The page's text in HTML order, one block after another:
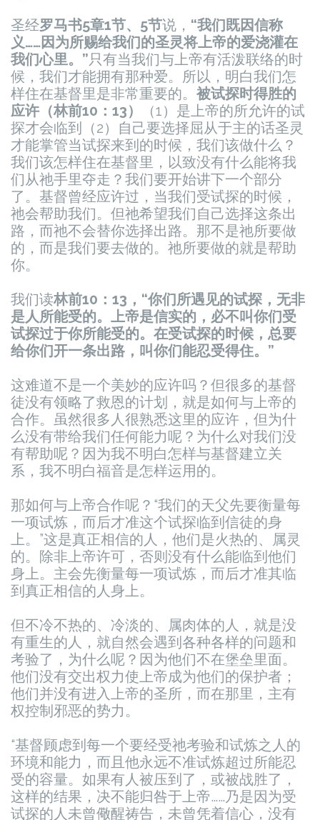
圣经罗马书5章1节、5节说， “我们既因信称
义……因为所赐给我们的圣灵将上帝的爱浇灌在
我们心里。”只有当我们与上帝有活泼联络的时
候，我们才能拥有那种爱。所以，明白我们怎
样住在基督里是非常重要的。 被试探时得胜的
应许（林前10：13）
（1）是上帝的所允许的试
探才会临到
（2）自己要选择屈从于主的话圣灵
才能掌管当试探来到的时候，我们该做什么？
我们该怎样住在基督里，以致没有什么能将我
们从祂手里夺走？我们要开始讲下一个部分
了。 基督曾经应许过，当我们受试探的时候，
祂会帮助我们。但祂希望我们自己选择这条出
路，而祂不会替你选择出路。那不是祂所要做
的，而是我们要去做的。祂所要做的就是帮助
你。
我们读林前10：13，“你们所遇见的试探，无非
是人所能受的。上帝是信实的，必不叫你们受
试探过于你所能受的。在受试探的时候，总要
给你们开一条出路，叫你们能忍受得住。”
这难道不是一个美妙的应许吗？但很多的基督
徒没有领略了救恩的计划，就是如何与上帝的
合作。虽然很多人很熟悉这里的应许，但为什
么没有带给我们任何能力呢？为什么对我们没
有帮助呢？因为我不明白怎样与基督建立关
系，我不明白福音是怎样运用的。
那如何与上帝合作呢？“我们的天父先要衡量每
一项试炼，而后才准这个试探临到信徒的身
上。”这是真正相信的人，他们是火热的、属灵
的。除非上帝许可，否则没有什么能临到他们
身上。主会先衡量每一项试炼，而后才准其临
到真正相信的人身上。
但不冷不热的、冷淡的、属肉体的人，就是没
有重生的人，就自然会遇到各种各样的问题和
考验了，为什么呢？因为他们不在堡垒里面。
他们没有交出权力使上帝成为他们的保护者；
他们并没有进入上帝的圣所，而在那里，主有
权控制邪恶的势力。
“基督顾虑到每一个要经受祂考验和试炼之人的
环境和能力，而且他永远不准试炼超过所能忍
受的容量。如果有人被压到了，或被战胜了，
这样的结果，决不能归咎于上帝……乃是因为受
试探的人未曾儆醒祷告，未曾凭着信心，没有